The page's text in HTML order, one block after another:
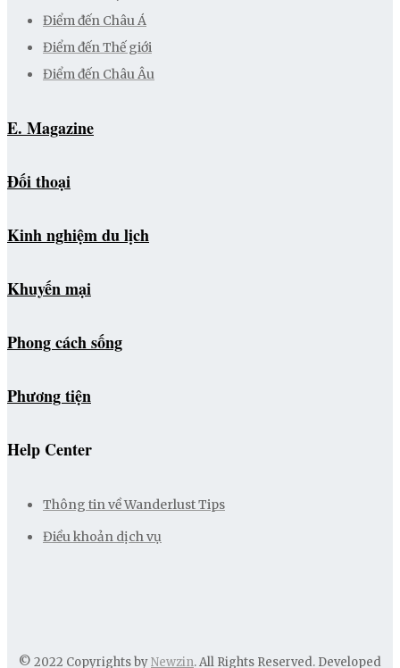
Điểm đến Châu Á
Điểm đến Thế giới
Điểm đến Châu Âu
E. Magazine
Đối thoại
Kinh nghiệm du lịch
Khuyến mại
Phong cách sống
Phương tiện
Help Center
Thông tin về Wanderlust Tips
Điều khoản dịch vụ
© 2022 Copyrights byNewzin. All Rights Reserved. Developed